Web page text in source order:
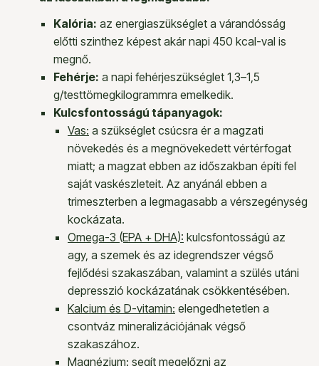
Kalória: az energiaszükséglet a várandósság
előtti szinthez képest akár napi 450 kcal-val is
megnő.
Fehérje: a napi fehérjeszükséglet 1,3–1,5
g/testtömegkilogrammra emelkedik.
Kulcsfontosságú tápanyagok:
Vas: a szükséglet csúcsra ér a magzati
növekedés és a megnövekedett vértérfogat
miatt; a magzat ebben az időszakban építi fel
saját vaskészleteit. Az anyánál ebben a
trimeszterben a legmagasabb a vérszegénység
kockázata.
Omega-3 (EPA + DHA): kulcsfontosságú az
agy, a szemek és az idegrendszer végső
fejlődési szakaszában, valamint a szülés utáni
depresszió kockázatának csökkentésében.
Kalcium és D-vitamin: elengedhetetlen a
csontváz mineralizációjának végső
szakaszához.
Magnézium: segít megelőzni az